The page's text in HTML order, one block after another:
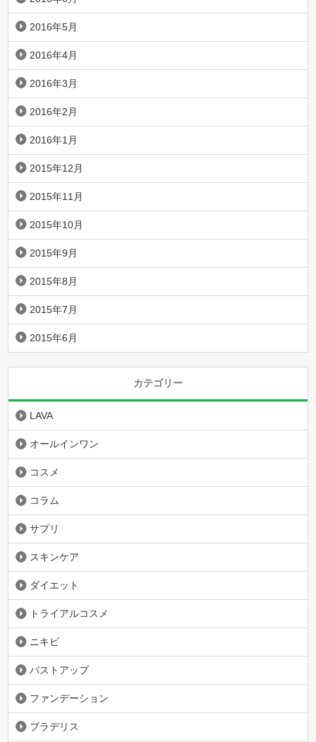
2016年5月
2016年4月
2016年3月
2016年2月
2016年1月
2015年12月
2015年11月
2015年10月
2015年9月
2015年8月
2015年7月
2015年6月
カテゴリー
LAVA
オールインワン
コスメ
コラム
サプリ
スキンケア
ダイエット
トライアルコスメ
ニキビ
バストアップ
ファンデーション
ブラデリス